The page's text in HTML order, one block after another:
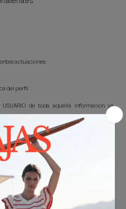
actuaciones:
del perfil
de toda aquella información ya
individuales a través de los canales de la red
la página que se publicarán en el perfil del
sus conexiones, eliminar los contenidos que